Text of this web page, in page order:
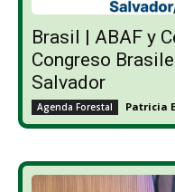
Brasil | ABAF y
Congreso
Salvador
Agenda Forestal Patricia